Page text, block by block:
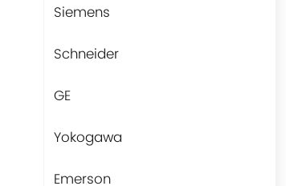
Siemens
Schneider
GE
Yokogawa
Emerson